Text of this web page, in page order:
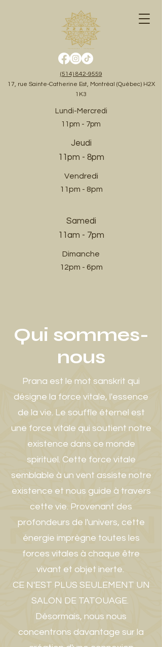
Lundi-Mercredi
11pm - 7pm
Vendredi
11pm - 8pm
Dimanche
12pm - 6pm
(514) 842-9559
17, rue Sainte-Catherine Est, Montréal (Québec) H2X
1K3
Samedi
11am - 7pm​
Jeudi
11pm - 8pm
Qui sommes-
nous
Prana est le mot sanskrit qui
désigne la force vitale, l'essence
de la vie. Le souffle éternel est
une force vitale qui soutient notre
existence dans ce monde
spirituel. Cette force vitale
semblable à un vent assiste notre
existence et nous guide à travers
cette vie. Provenant des
profondeurs de l'univers, cette
énergie imprègne toutes les
forces vitales à chaque être
vivant et objet inerte.
CE N'EST PLUS SEULEMENT UN
SALON DE TATOUAGE.
Désormais, nous nous
concentrons davantage sur la